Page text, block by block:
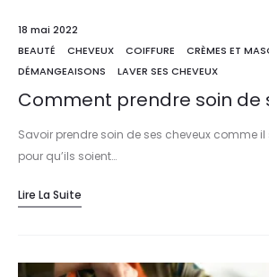
18 mai 2022
BEAUTÉ
CHEVEUX COIFFURE
CRÈMES ET
DÉMANGEAISONS
LAVER SES CHEVEUX
Comment prendre soin de
Savoir prendre soin de ses cheveux comme
pour qu’ils soient…
Lire La Suite